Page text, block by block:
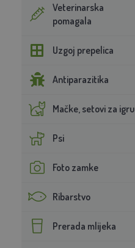
Veterinarska
pomagala
Uzgoj prepelica
Antiparazitika
Mačke, setovi za igru
Psi
Foto zamke
Ribarstvo
Prerada mlijeka